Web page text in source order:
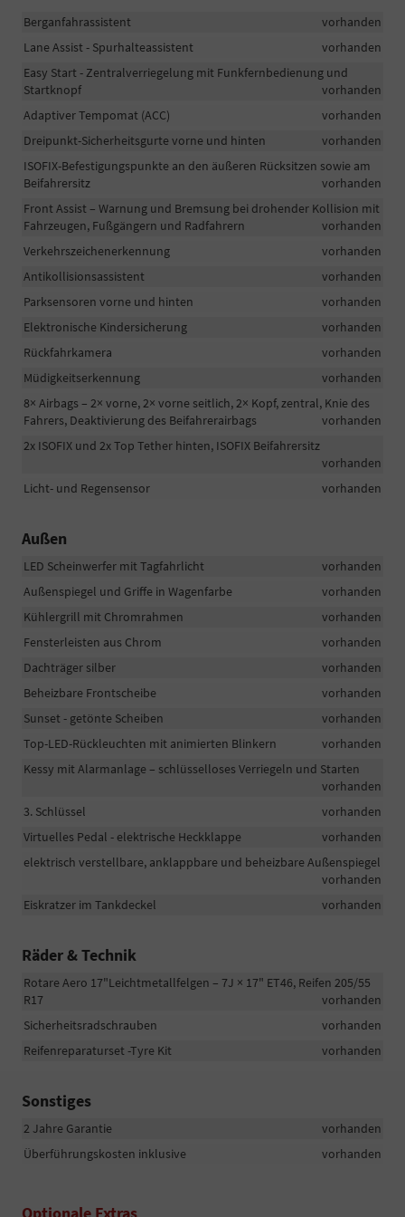
Berganfahrassistent
vorhanden
Lane Assist - Spurhalteassistent
vorhanden
Easy Start - Zentralverriegelung mit Funkfernbedienung und
Startknopf
vorhanden
Adaptiver Tempomat (ACC)
vorhanden
Dreipunkt-Sicherheitsgurte vorne und hinten
vorhanden
ISOFIX-Befestigungspunkte an den äußeren Rücksitzen sowie am
Beifahrersitz
vorhanden
Front Assist – Warnung und Bremsung bei drohender Kollision mit
Fahrzeugen, Fußgängern und Radfahrern
vorhanden
Verkehrszeichenerkennung
vorhanden
Antikollisionsassistent
vorhanden
Parksensoren vorne und hinten
vorhanden
Elektronische Kindersicherung
vorhanden
Rückfahrkamera
vorhanden
Müdigkeitserkennung
vorhanden
8× Airbags – 2× vorne, 2× vorne seitlich, 2× Kopf, zentral, Knie des
Fahrers, Deaktivierung des Beifahrerairbags
vorhanden
2x ISOFIX und 2x Top Tether hinten, ISOFIX Beifahrersitz
vorhanden
Licht- und Regensensor
vorhanden
Außen
LED Scheinwerfer mit Tagfahrlicht
vorhanden
Außenspiegel und Griffe in Wagenfarbe
vorhanden
Kühlergrill mit Chromrahmen
vorhanden
Fensterleisten aus Chrom
vorhanden
Dachträger silber
vorhanden
Beheizbare Frontscheibe
vorhanden
Sunset - getönte Scheiben
vorhanden
Top-LED-Rückleuchten mit animierten Blinkern
vorhanden
Kessy mit Alarmanlage – schlüsselloses Verriegeln und Starten
vorhanden
3. Schlüssel
vorhanden
Virtuelles Pedal - elektrische Heckklappe
vorhanden
elektrisch verstellbare, anklappbare und beheizbare Außenspiegel
vorhanden
Eiskratzer im Tankdeckel
vorhanden
Räder & Technik
Rotare Aero 17"Leichtmetallfelgen – 7J × 17" ET46, Reifen 205/55
R17
vorhanden
Sicherheitsradschrauben
vorhanden
Reifenreparaturset -Tyre Kit
vorhanden
Sonstiges
2 Jahre Garantie
vorhanden
Überführungskosten inklusive
vorhanden